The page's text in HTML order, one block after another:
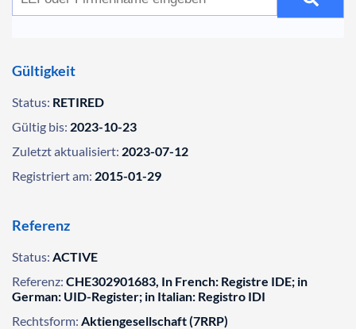
Gültigkeit
Status: RETIRED
Gültig bis: 2023-10-23
Zuletzt aktualisiert: 2023-07-12
Registriert am: 2015-01-29
Referenz
Status: ACTIVE
Referenz: CHE302901683, In French: Registre IDE; in
German: UID-Register; in Italian: Registro IDI
Rechtsform: Aktiengesellschaft (7RRP)